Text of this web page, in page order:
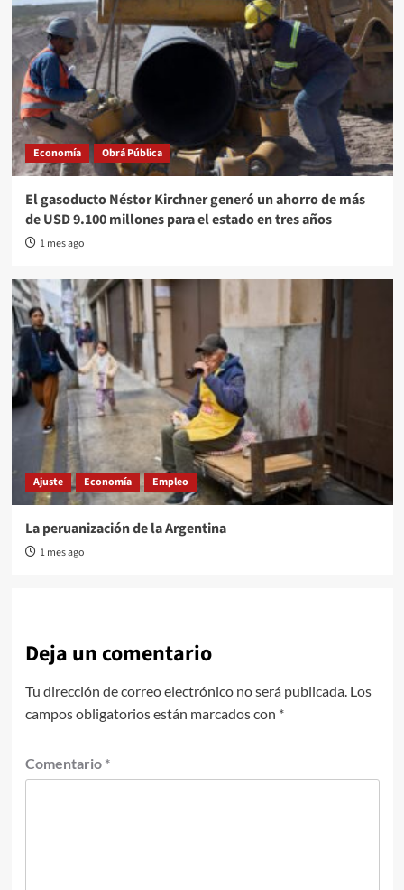
Economía Obrá Pública
El gasoducto Néstor Kirchner generó un ahorro de más
de USD 9.100 millones para el estado en tres años
1 mes ago
Ajuste Economía Empleo
La peruanización de la Argentina
1 mes ago
Deja un comentario
Tu dirección de correo electrónico no será publicada. Los
campos obligatorios están marcados con *
Comentario *